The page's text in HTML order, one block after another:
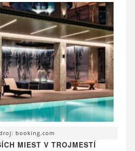
booking.com
MIEST V TROJMESTÍ